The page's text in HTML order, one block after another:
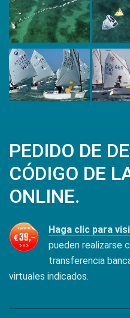
PEDIDO DE
CÓDIGO DE
ONLINE.
Haga clic para
pueden realizarse
transferencia
virtuales indicados.